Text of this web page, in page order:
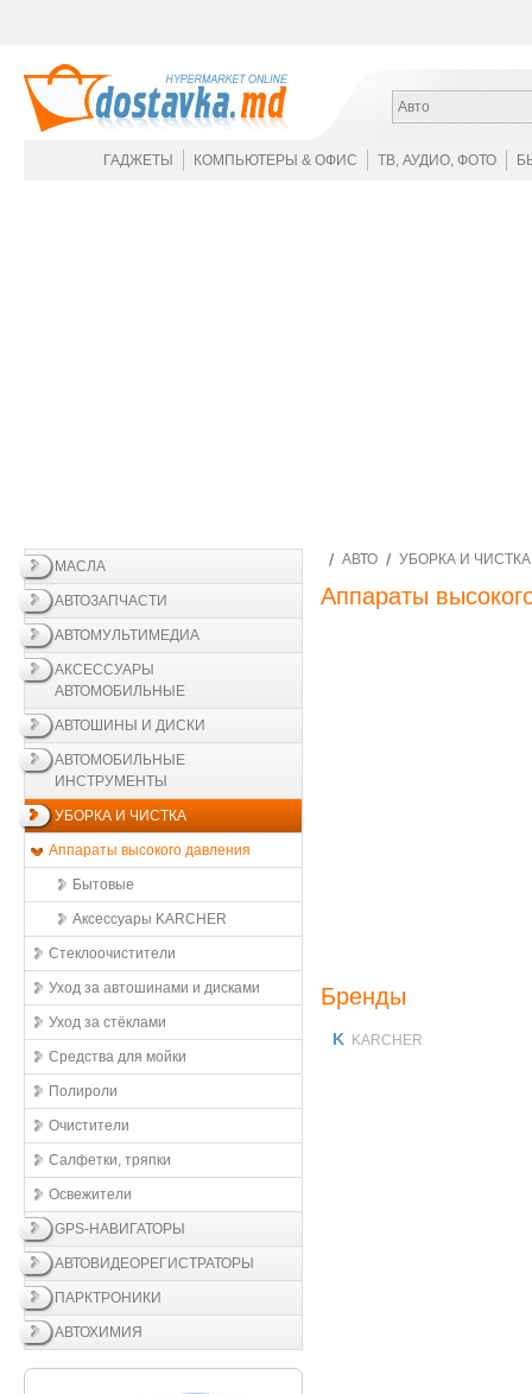
Авто
ГАДЖЕТЫ КОМПЬЮТЕРЫ & ОФИС ТВ, АУДИО, ФОТО
МАСЛА
АВТОЗАПЧАСТИ
АВТОМУЛЬТИМЕДИА
АКСЕССУАРЫ
АВТОМОБИЛЬНЫЕ
АВТОШИНЫ И ДИСКИ
АВТОМОБИЛЬНЫЕ
ИНСТРУМЕНТЫ
УБОРКА И ЧИСТКА
Аппараты высокого давления
Бытовые
Аксессуары KARCHER
Стеклоочистители
Уход за автошинами и дисками
Уход за стёклами
Средства для мойки
Полироли
Очистители
Салфетки, тряпки
Освежители
GPS-НАВИГАТОРЫ
АВТОВИДЕОРЕГИСТРАТОРЫ
ПАРКТРОНИКИ
АВТОХИМИЯ
АВТО УБОРКА И ЧИСТКА
Аппараты
Бренды
K KARCHER